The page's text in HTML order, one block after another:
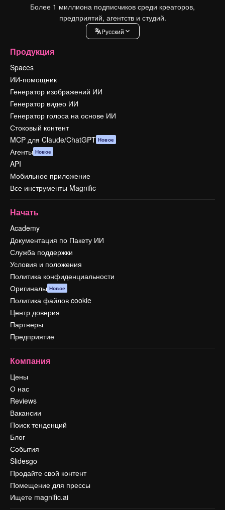
Более 1 миллиона подписчиков среди креаторов,
предприятий, агентств и студий.
Pусский
Продукция
Spaces
ИИ-помощник
Генератор изображений ИИ
Генератор видео ИИ
Генератор голоса на основе ИИ
Стоковый контент
MCP для Claude/ChatGPT Новое
Агенты Новое
API
Мобильное приложение
Все инструменты Magnific
Начать
Academy
Документация по Пакету ИИ
Служба поддержки
Условия и положения
Политика конфиденциальности
Оригиналы Новое
Политика файлов cookie
Центр доверия
Партнеры
Предприятие
Компания
Цены
О нас
Reviews
Вакансии
Поиск тенденций
Блог
События
Slidesgo
Продайте свой контент
Помещение для прессы
Ищете magnific.ai